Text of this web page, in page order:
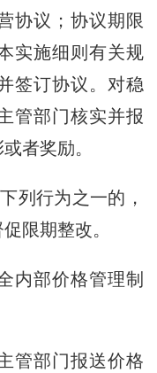
协议；协议期限
实施细则有关规
签订协议。对稳
管部门核实并报
者奖励。
列行为之一的，
限期整改。
部价格管理制
部门报送价格